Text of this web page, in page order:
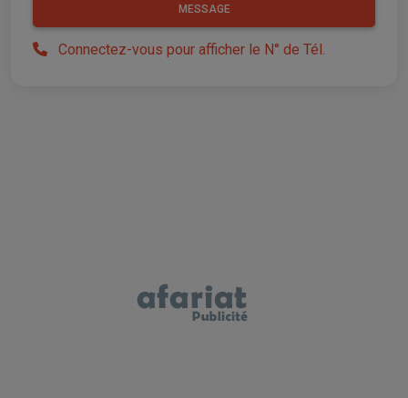
MESSAGE
Connectez-vous pour afficher le N° de Tél.